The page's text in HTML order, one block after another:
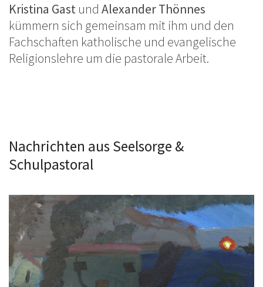
Kristina Gast und Alexander Thönnes
kümmern sich gemeinsam mit ihm und den
Fachschaften katholische und evangelische
Religionslehre um die pastorale Arbeit.
Nachrichten aus Seelsorge &
Schulpastoral